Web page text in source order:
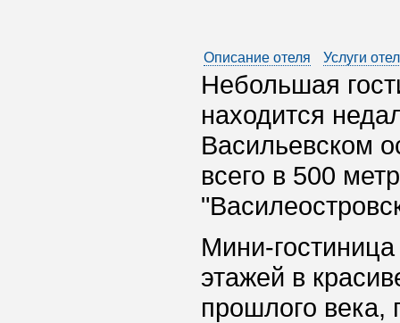
Описание отеля Услуги
Небольшая
находится
Васильевском
всего в 500
Мини-
этажей в
прошлого века,